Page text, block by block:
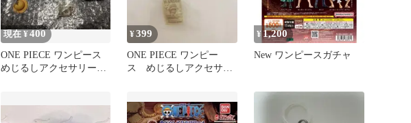
現在 ¥400
ONE PIECE ワンピース
めじるしアクセサリー4
¥399
ONE PIECE ワンピー
ス めじるしアクセサリ
¥1,200
New ワンピースガチャ